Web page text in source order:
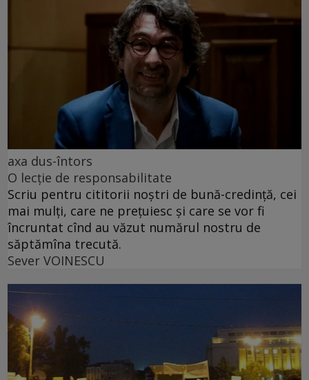
axa dus-întors
O lecție de responsabilitate
Scriu pentru cititorii noștri de bună-credință, cei
mai mulți, care ne prețuiesc și care se vor fi
încruntat cînd au văzut numărul nostru de
săptămîna trecută.
Sever VOINESCU